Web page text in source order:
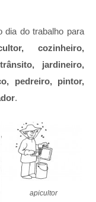
dia do trabalho para
cozinheiro,
jardineiro,
pedreiro, pintor,
.
apicultor